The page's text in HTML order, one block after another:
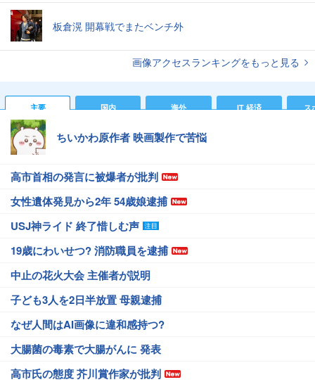
板倉滉 開幕戦でまたベンチ外
画像アクセスランキングをもっと見る
主要 国内 海外 IT 経済 ス
ちいかわ原作者 映画製作で苦悩
高市首相の発言に被爆者が批判
女性遺体発見から2年 54歳娘逮捕
USJ神ライド 終了惜しむ声
19歳にわいせつ? 消防職員を逮捕
中止の花火大会 主催者が説明
子ども3人を2日半放置 母親逮捕
なぜ人間はAI画像に違和感持つ?
大腸菌の毒素で大腸がんに 発表
高市氏の態度 芥川賞作家が批判